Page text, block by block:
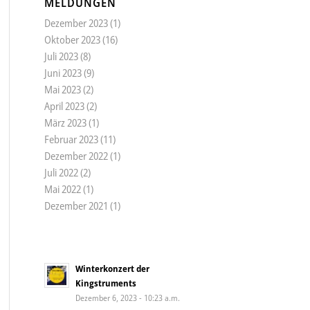
Dezember 2023(1)
Oktober 2023(16)
Juli 2023(8)
Juni 2023(9)
Mai 2023(2)
April 2023(2)
März 2023(1)
Februar 2023(11)
Dezember 2022(1)
Juli 2022(2)
Mai 2022(1)
Dezember 2021 (1)
Winterkonzert der
Kingstruments
Dezember 6, 2023 - 10:23 a.m.